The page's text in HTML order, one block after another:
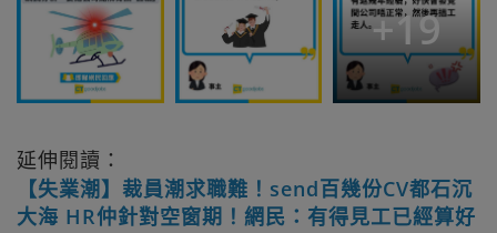
+19
延伸閱讀：
【失業潮】裁員潮求職難！send百幾份CV都石沉
大海 HR仲針對空窗期！網民：有得見工已經算好